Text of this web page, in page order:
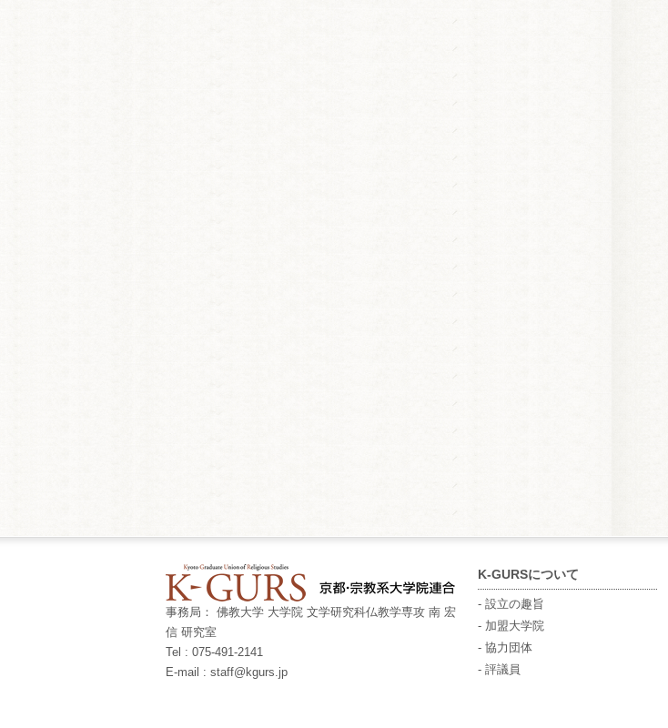
事務局： 佛教大学 大学院 文学研究科仏教学専攻 南 宏
信 研究室
Tel : 075-491-2141
E-mail : staff@kgurs.jp
K-GURSについて
- 設立の趣旨
- 加盟大学院
- 協力団体
- 評議員